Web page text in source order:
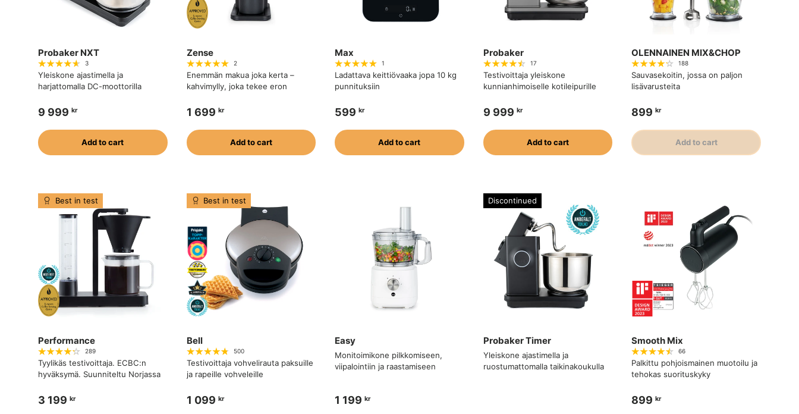
Probaker NXT
3
Yleiskone ajastimella ja
harjattomalla DC-moottorilla
9 999 kr
Add to cart
Zense
2
Enemmän makua joka kerta –
kahvimylly, joka tekee eron
1 699 kr
Add to cart
Max
1
Ladattava keittiövaaka jopa 10 kg
punnituksiin
599 kr
Add to cart
Probaker
17
Testivoittaja yleiskone
kunnianhimoiselle kotileipurille
9 999 kr
Add to cart
OLENNAINEN MIX&CHOP
188
Sauvasekoitin, jossa on paljon
lisävarusteita
899 kr
Add to cart
Best in test
Performance
289
Tyylikäs testivoittaja. ECBC:n
hyväksymä. Suunniteltu Norjassa
3 199 kr
Best in test
Bell
500
Testivoittaja vohvelirauta paksuille
ja rapeille vohveleille
1 099 kr
Easy
Monitoimikone pilkkomiseen,
viipalointiin ja raastamiseen
1 199 kr
Discontinued
Probaker Timer
Yleiskone ajastimella ja
ruostumattomalla taikinakoukulla
Smooth Mix
66
Palkittu pohjoismainen muotoilu ja
tehokas suorituskyky
899 kr